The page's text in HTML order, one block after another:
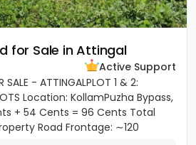
for Sale in Attingal
Active Support
SALE - ATTINGALPLOT 1 & 2:
Location: KollamPuzha Bypass,
+ 54 Cents = 96 Cents Total
Road Frontage: ∼120